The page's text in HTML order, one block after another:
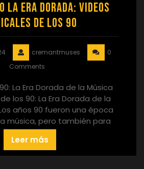
la Era Dorada: Videos
de los 90
cremantmuses
0
Comments
La Era Dorada de la Música
los 90: La Era Dorada de la
años 90 fueron una época
música, pero también para
Leer más